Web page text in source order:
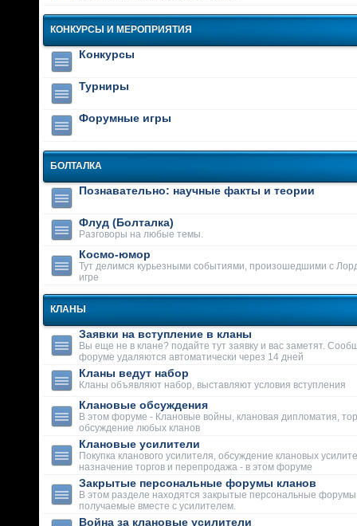
КОНКУРСЫ И МЕРОПРИЯТИЯ
Конкурсы
Турниры
Форумные игры
БОЛТАЛКА
Познавательно: научные факты и теории
Флуд (Болталка)
Разговоры на любые темы.
Космо-юмор
Тут делимся курьезными событиями, произошедшими с
игре
КЛАНЫ
Заявки на вступление в кланы
Вы еще не в клане? подайте тут заявку и вас заметят.
форуме удаляются автоматически через 14 дней
Кланы ведут набор
Кланы объявляют набор, выставляют условия вступления
Клановые обсуждения
В этом форуме - Клановые войны, клановая дипломатия,
обсуждение любых кланов
Клановые усилители
Покупка кланового усилителя, обсуждение клановых
назначение торгов и перепродажа - в этом форуме
Закрытые персональные форумы кланов
В этом разделе находятся закрытые персональные форумы
получаемые вместе с усилителем.
Война за клановые усилители